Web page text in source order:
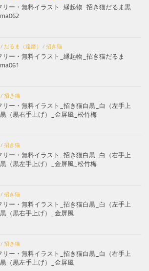
リー・無料イラスト_縁起物_招き猫だるま黒
/ だるま（達磨） / 招き猫
リー・無料イラスト_縁起物_招き猫だるま
/ 招き猫
リー・無料イラスト_招き猫白黒_白（左手上
（黒右手上げ）_金屏風_松竹梅
/ 招き猫
リー・無料イラスト_招き猫白黒_白（右手上
（黒左手上げ）_金屏風_松竹梅
/ 招き猫
リー・無料イラスト_招き猫白黒_白（左手上
（黒右手上げ）_金屏風
/ 招き猫
リー・無料イラスト_招き猫白黒_白（右手上
（黒左手上げ）_金屏風